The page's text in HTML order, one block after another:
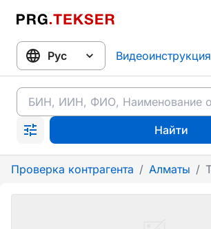
Видеоинструкция
Найти
Проверка контрагента / Алматы /